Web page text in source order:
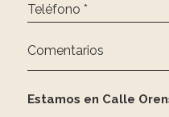
Teléfono *
Comentarios
Estamos en Calle